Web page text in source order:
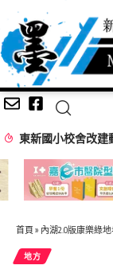
首頁 » 內湖2.0版康樂綠
地方